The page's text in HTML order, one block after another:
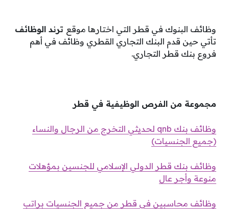
وظائف البنوك في قطر التي اختارها موقع ترند الوظائف
تأتي حين قدم البنك التجاري القطري وظائف في أهم
فروع بنك قطر التجاري.
مجموعة من الفرص الوظيفية في قطر
وظائف بنك qnb لحديثي التخرج من الرجال والنساء
(جميع الجنسيات)
وظائف بنك قطر الدولي الإسلامي للجنسين بمؤهلات
منوعة وأجر عال
وظائف محاسبين في قطر من جميع الجنسيات براتب